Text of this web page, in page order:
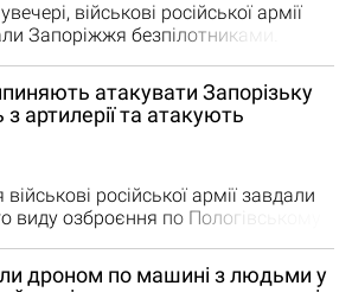
військові російської армії
Запоріжжя безпілотниками.
поліції Запорізької області,
хвилею частково пошкоджені
об’єкта критичної інфраструктури.
постраждали 63-річний чоловік та
атакувати Запорізьку
артилерії та атакують
російської армії завдали
виду озброєння по Пологівському
Як повідомили у Запорізькій
адміністрації, у суботу росіяни
дроном по машині з людьми у